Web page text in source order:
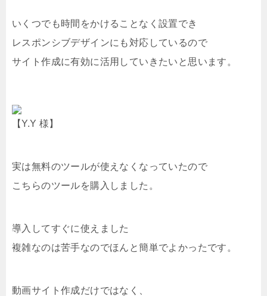
いくつでも時間をかけることなく設置でき
レスポンシブデザインにも対応しているので
サイト作成に有効に活用していきたいと思います。
【Y.Y 様】
実は無料のツールが使えなくなっていたので
こちらのツールを購入しました。
導入してすぐに使えました
複雑なのは苦手なのでほんと簡単でよかったです。
動画サイト作成だけではなく、